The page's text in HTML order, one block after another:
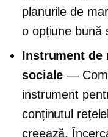
planurile de
o opțiune bună
Instrument de
sociale —
instrument
conținutul
creează.